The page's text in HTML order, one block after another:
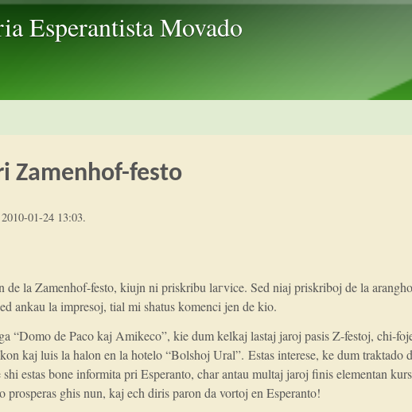
Esperantista Movado
Zamenhof-festo
01-24 13:03.
la Zamenhof-festo, kiujn ni priskribu laгvice. Sed niaj priskriboj de la
ankau la impresoj, tial mi shatus komenci jen de kio.
“Domo de Paco kaj Amikeco”, kie dum kelkaj lastaj jaroj pasis Z-festoj, chi-
kaj luis la halon en la hotelo “Bolshoj Ural”. Estas interese, ke dum traktado
estas bone informita pri Esperanto, char antau multaj jaroj finis elementan
ghis nun, kaj ech diris paron da vortoj en Esperanto!